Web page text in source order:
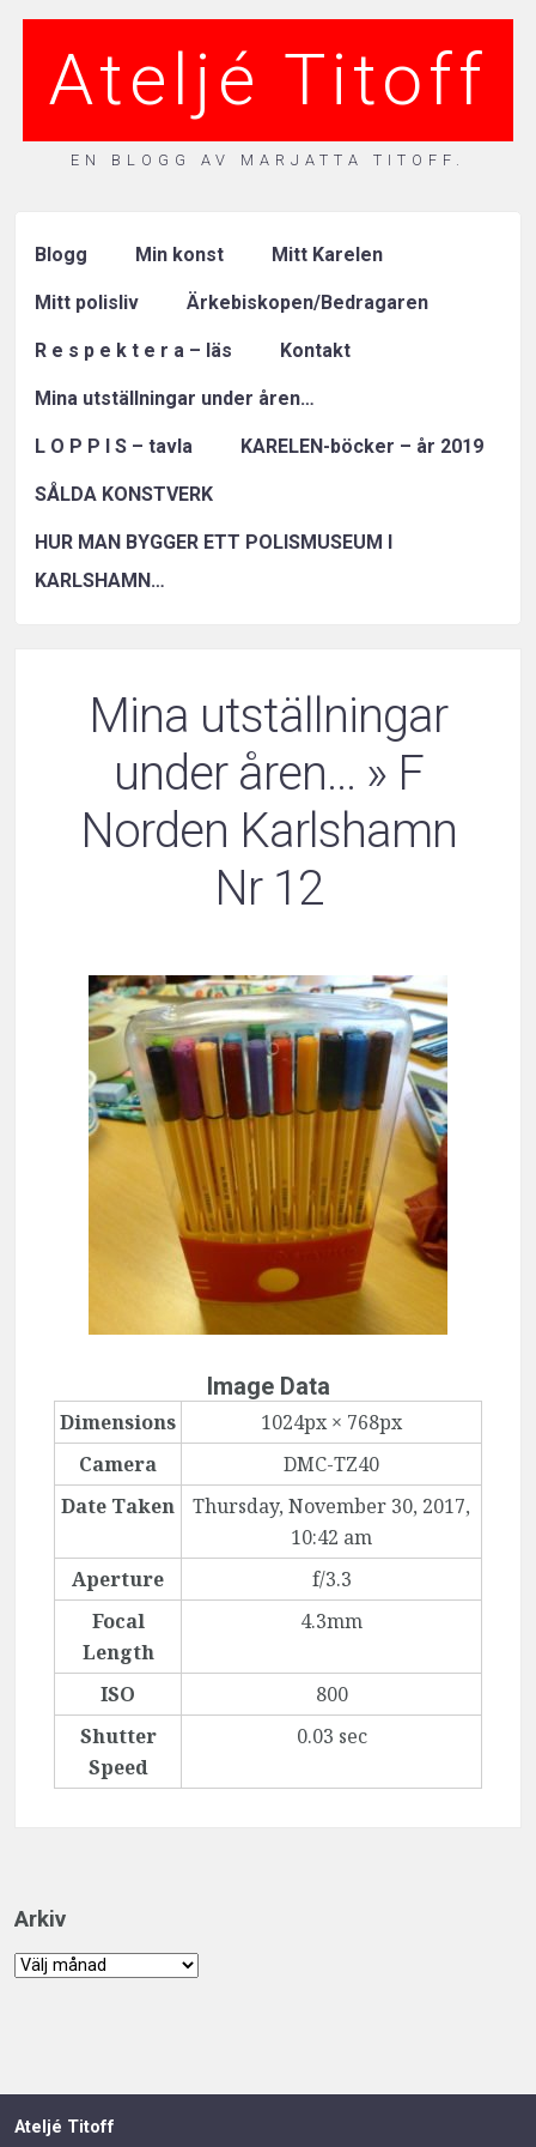
Ateljé Titoff
EN BLOGG AV MARJATTA TITOFF.
Blogg Min konst Mitt Karelen
Mitt polisliv Ärkebiskopen/Bedragaren
R e s p e k t e r a – läs Kontakt
Mina utställningar under åren…
L O P P I S – tavla KARELEN-böcker – år 2019
SÅLDA KONSTVERK
HUR MAN BYGGER ETT POLISMUSEUM I
KARLSHAMN…
Mina utställningar
under åren… » F
Norden Karlshamn
Nr 12
Image Data
Dimensions
1024px × 768px
Camera
DMC-TZ40
Date Taken
Thursday, November 30, 2017,
10:42 am
Aperture
f/3.3
Focal
Length
4.3mm
ISO
800
Shutter
Speed
0.03 sec
Arkiv
Arkiv
Ateljé Titoff